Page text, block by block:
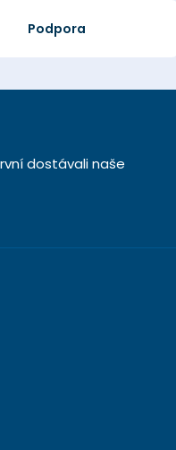
Podpora
dostávali naše